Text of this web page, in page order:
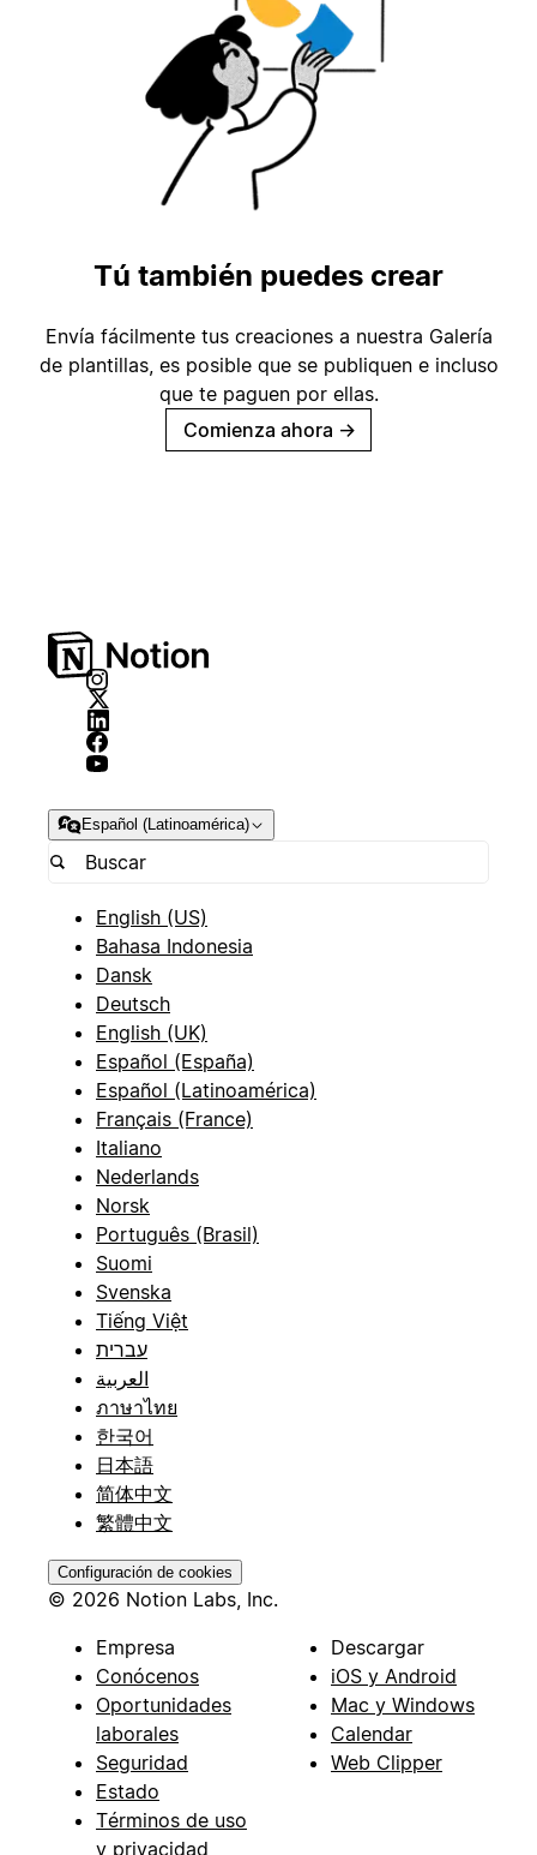
Tú también puedes crear
Envía fácilmente tus creaciones a nuestra Galería
de plantillas, es posible que se publiquen e incluso
que te paguen por ellas.
Comienza ahora →
Español (Latinoamérica)
English (US)
Bahasa Indonesia
Dansk
Deutsch
English (UK)
Español (España)
Español (Latinoamérica)
Français (France)
Italiano
Nederlands
Norsk
Português (Brasil)
Suomi
Svenska
Tiếng Việt
עברית
العربية
ภาษาไทย
한국어
日本語
简体中文
繁體中文
Configuración de cookies
© 2026 Notion Labs, Inc.
Empresa
Conócenos
Oportunidades
laborales
Seguridad
Estado
Términos de uso
y privacidad
Descargar
iOS y Android
Mac y Windows
Calendar
Web Clipper